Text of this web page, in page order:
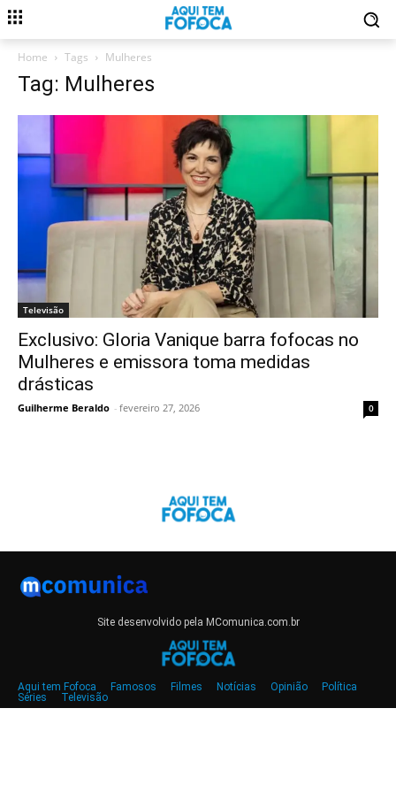
Home Tags Mulheres
Tag: Mulheres
Televisão
Exclusivo: Gloria Vanique barra fofocas no
Mulheres e emissora toma medidas
drásticas
Guilherme Beraldo - fevereiro 27, 2026 0
Site desenvolvido pela MComunica.com.br
Aqui tem Fofoca Famosos Filmes Notícias Opinião
Política
Séries
Televisão